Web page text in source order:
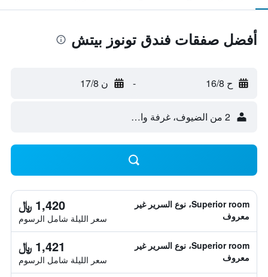
أفضل صفقات فندق تونوز بيتش
ح 16/8 - ن 17/8
2 من الضيوف، غرفة واحدة
Superior room، نوع السرير غير
معروف
1,420 ﷼
سعر الليلة شامل الرسوم
Superior room، نوع السرير غير
معروف
1,421 ﷼
سعر الليلة شامل الرسوم